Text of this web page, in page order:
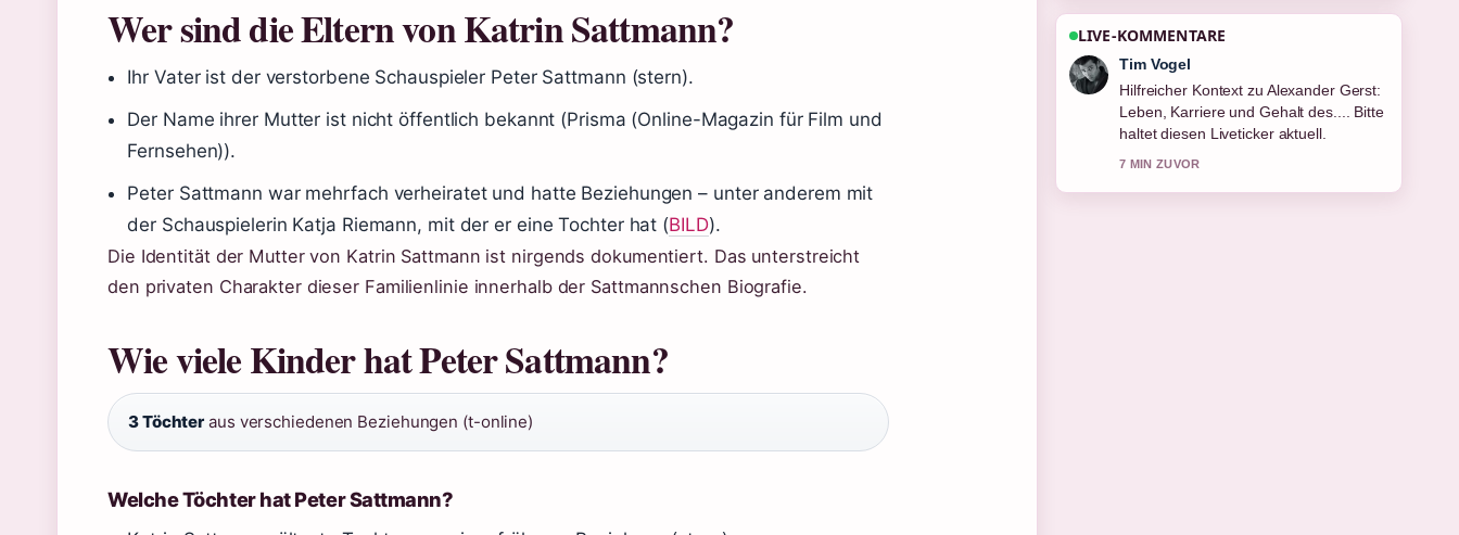
Wer sind die Eltern von Katrin Sattmann?
Ihr Vater ist der verstorbene Schauspieler Peter Sattmann (stern).
Der Name ihrer Mutter ist nicht öffentlich bekannt (Prisma (Online-Magazin für Film und
Fernsehen)).
Peter Sattmann war mehrfach verheiratet und hatte Beziehungen – unter anderem mit
der Schauspielerin Katja Riemann, mit der er eine Tochter hat (BILD).
Die Identität der Mutter von Katrin Sattmann ist nirgends dokumentiert. Das unterstreicht
den privaten Charakter dieser Familienlinie innerhalb der Sattmannschen Biografie.
Wie viele Kinder hat Peter Sattmann?
3 Töchter aus verschiedenen Beziehungen (t-online)
Welche Töchter hat Peter Sattmann?
LIVE-KOMMENTARE
Mila Kruger
Die Berichterstattung zu Fiete Arp:
Karriere, Gehalt und Abfindung 2026
wirkt solide und sehr gut